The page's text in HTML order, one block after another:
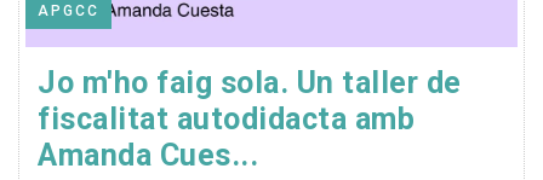
APGCC
Jo m'ho faig sola. Un taller de
fiscalitat autodidacta amb
Amanda Cues...